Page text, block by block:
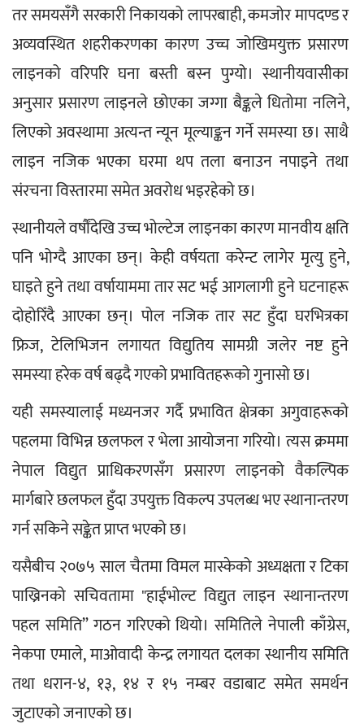
तर समयसँगै सरकारी निकायको लापरबाही, कमजोर मापदण्ड र
अव्यवस्थित शहरीकरणका कारण उच्च जोखिमयुक्त प्रसारण
लाइनको वरिपरि घना बस्ती बस्न पुग्यो। स्थानीयवासीका
अनुसार प्रसारण लाइनले छोएका जग्गा बैङ्कले धितोमा नलिने,
लिएको अवस्थामा अत्यन्त न्यून मूल्याङ्कन गर्ने समस्या छ। साथै
लाइन नजिक भएका घरमा थप तला बनाउन नपाइने तथा
संरचना विस्तारमा समेत अवरोध भइरहेको छ।
स्थानीयले वर्षौंदेखि उच्च भोल्टेज लाइनका कारण मानवीय क्षति
पनि भोग्दै आएका छन्। केही वर्षयता करेन्ट लागेर मृत्यु हुने,
घाइते हुने तथा वर्षायाममा तार सट भई आगलागी हुने घटनाहरू
दोहोरिँदै आएका छन्। पोल नजिक तार सट हुँदा घरभित्रका
फ्रिज, टेलिभिजन लगायत विद्युतिय सामग्री जलेर नष्ट हुने
समस्या हरेक वर्ष बढ्दै गएको प्रभावितहरूको गुनासो छ।
यही समस्यालाई मध्यनजर गर्दै प्रभावित क्षेत्रका अगुवाहरूको
पहलमा विभिन्न छलफल र भेला आयोजना गरियो। त्यस क्रममा
नेपाल विद्युत प्राधिकरणसँग प्रसारण लाइनको वैकल्पिक
मार्गबारे छलफल हुँदा उपयुक्त विकल्प उपलब्ध भए स्थानान्तरण
गर्न सकिने सङ्केत प्राप्त भएको छ।
यसैबीच २०७५ साल चैतमा विमल मास्केको अध्यक्षता र टिका
पाख्रिनको सचिवतामा "हाईभोल्ट विद्युत लाइन स्थानान्तरण
पहल समिति” गठन गरिएको थियो। समितिले नेपाली काँग्रेस,
नेकपा एमाले, माओवादी केन्द्र लगायत दलका स्थानीय समिति
तथा धरान-४, १३, १४ र १५ नम्बर वडाबाट समेत समर्थन
जुटाएको जनाएको छ।